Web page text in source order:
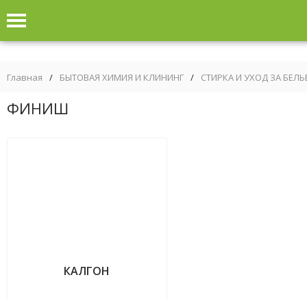
Главная / БЫТОВАЯ ХИМИЯ И КЛИНИНГ / СТИРКА И УХОД ЗА
ФИНИШ
КАЛГОН